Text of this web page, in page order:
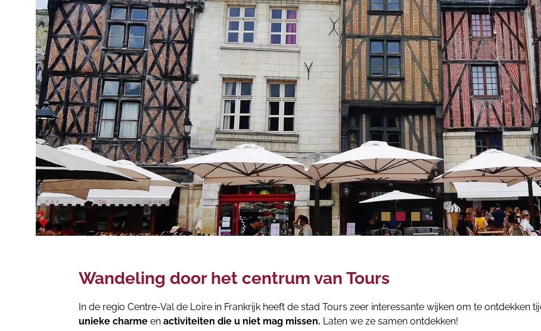
Wandeling door het centrum van Tours
In de regio Centre-Val de Loire in Frankrijk heeft de stad Tours zeer interessante wijken om te ontdekken
unieke charme en activiteiten die u niet mag missen. Laten we ze samen ontdekken!